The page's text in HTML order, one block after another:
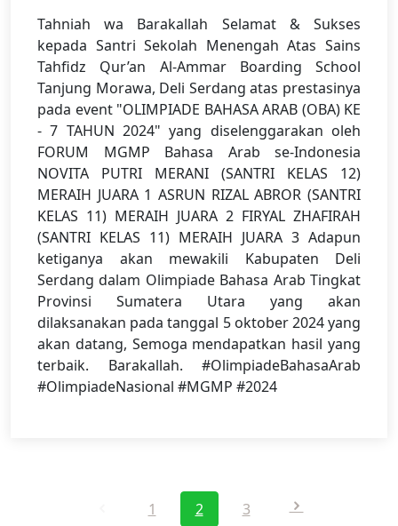
Tahniah wa Barakallah Selamat & Sukses
kepada Santri Sekolah Menengah Atas Sains
Tahfidz Qur’an Al-Ammar Boarding School
Tanjung Morawa, Deli Serdang atas prestasinya
pada event "OLIMPIADE BAHASA ARAB (OBA) KE
- 7 TAHUN 2024" yang diselenggarakan oleh
FORUM MGMP Bahasa Arab se-Indonesia
NOVITA PUTRI MERANI (SANTRI KELAS 12)
MERAIH JUARA 1 ASRUN RIZAL ABROR (SANTRI
KELAS 11) MERAIH JUARA 2 FIRYAL ZHAFIRAH
(SANTRI KELAS 11) MERAIH JUARA 3 Adapun
ketiganya akan mewakili Kabupaten Deli
Serdang dalam Olimpiade Bahasa Arab Tingkat
Provinsi Sumatera Utara yang akan
dilaksanakan pada tanggal 5 oktober 2024 yang
akan datang, Semoga mendapatkan hasil yang
terbaik. Barakallah. #OlimpiadeBahasaArab
#OlimpiadeNasional #MGMP #2024
1 2 3